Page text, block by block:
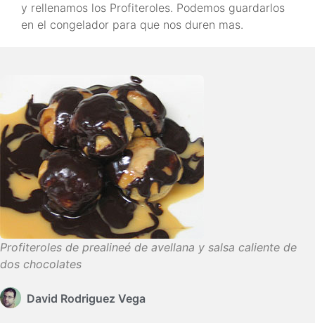
y rellenamos los Profiteroles. Podemos guardarlos
en el congelador para que nos duren mas.
Profiteroles de prealineé de avellana y salsa caliente de
dos chocolates
David Rodriguez Vega